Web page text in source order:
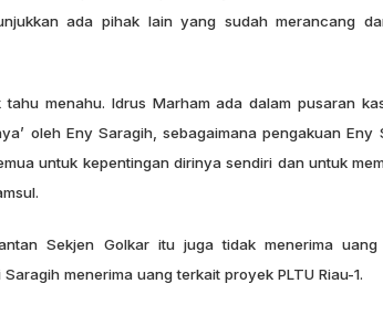
ada pihak lain yang sudah merancang
tahu menahu. Idrus Marham ada dalam pusaran
oleh Eny Saragih, sebagaimana pengakuan
untuk kepentingan dirinya sendiri dan untuk
Sekjen Golkar itu juga tidak menerima
menerima uang terkait proyek PLTU Riau-1.